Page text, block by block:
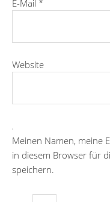
E-Mail *
Website
Meinen Namen, meine
in diesem Browser für
speichern.